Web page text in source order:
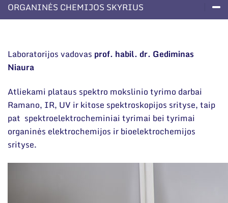
Sertifikatai ir akreditavimo pažymėjimai
Darbuotojams
Nuorodos
Narystė nacionalinėse ir tarptautinėse
organizacijose bei asociacijose
Administracija
Moksliniai skyriai
Tarptautinė patarėjų taryba
Mokslininkai emeritai
Naujienos
Tinklalaidės
Darbuotojų kontaktai
ORGANINĖS CHEMIJOS SKYRIUS
Laboratorijos vadovas prof. habil. dr. Gediminas
Niaura
Atliekami plataus spektro mokslinio tyrimo darbai
Ramano, IR, UV ir kitose spektroskopijos srityse, taip
pat spektroelektrocheminiai tyrimai bei tyrimai
organinės elektrochemijos ir bioelektrochemijos
srityse.